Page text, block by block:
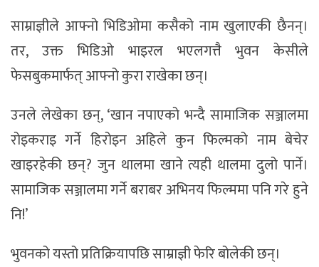
साम्राज्ञीले आफ्नो भिडिओमा कसैको नाम खुलाएकी छैनन्।
तर, उक्त भिडिओ भाइरल भएलगत्तै भुवन केसीले
फेसबुकमार्फत् आफ्नो कुरा राखेका छन्।
उनले लेखेका छन्, ‘खान नपाएको भन्दै सामाजिक सञ्जालमा
रोइकराइ गर्ने हिरोइन अहिले कुन फिल्मको नाम बेचेर
खाइरहेकी छन्? जुन थालमा खाने त्यही थालमा दुलो पार्ने।
सामाजिक सञ्जालमा गर्ने बराबर अभिनय फिल्ममा पनि गरे हुने
नि!’
भुवनको यस्तो प्रतिक्रियापछि साम्राज्ञी फेरि बोलेकी छन्।